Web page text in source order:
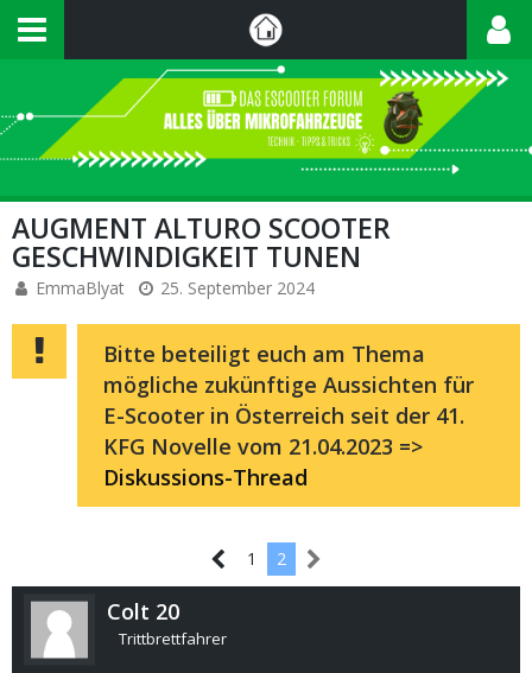
AUGMENT ALTURO SCOOTER
GESCHWINDIGKEIT TUNEN
EmmaBlyat 25. September 2024
Bitte beteiligt euch am Thema
mögliche zukünftige Aussichten für
E-Scooter in Österreich seit der 41.
KFG Novelle vom 21.04.2023 =>
Diskussions-Thread
1 2
Colt 20
Trittbrettfahrer